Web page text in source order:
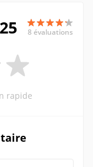
8 évaluations
rapide